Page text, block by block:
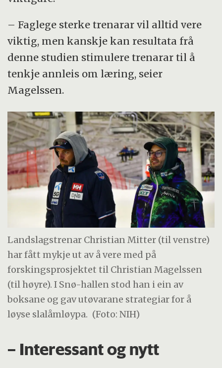
– Faglege sterke trenarar vil alltid vere
viktig, men kanskje kan resultata frå
denne studien stimulere trenarar til å
tenkje annleis om læring, seier
Magelssen.
Landslagstrenar Christian Mitter (til venstre)
har fått mykje ut av å vere med på
forskingsprosjektet til Christian Magelssen
(til høyre). I Snø-hallen stod han i ein av
boksane og gav utøvarane strategiar for å
løyse slalåmløypa. (Foto: NIH)
– Interessant og nytt